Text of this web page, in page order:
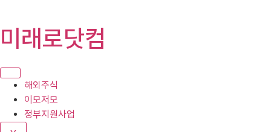
텐
로
기
미래로닷컴
해외주식
이모저모
정부지원사업